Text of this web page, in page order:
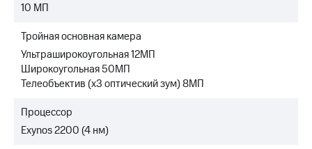
10 МП
Тройная основная камера
Ультраширокоугольная 12МП
Широкоугольная 50МП
Телеобъектив (x3 оптический зум) 8МП
Процессор
Exynos 2200 (4 нм)